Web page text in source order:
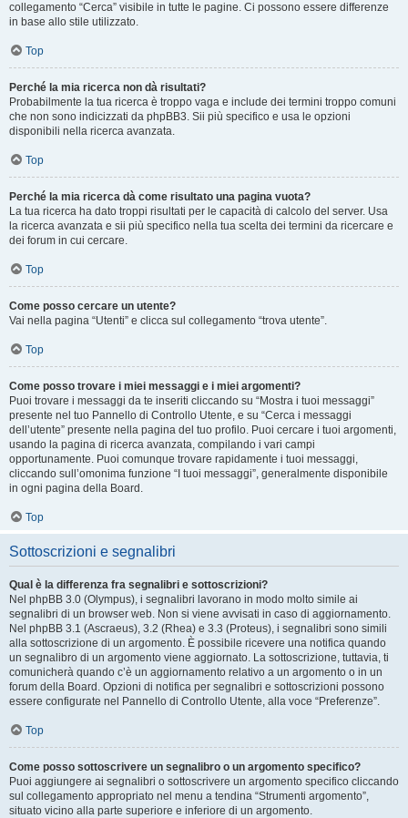
collegamento “Cerca” visibile in tutte le pagine. Ci possono essere differenze
in base allo stile utilizzato.
Top
Perché la mia ricerca non dà risultati?
Probabilmente la tua ricerca è troppo vaga e include dei termini troppo comuni
che non sono indicizzati da phpBB3. Sii più specifico e usa le opzioni
disponibili nella ricerca avanzata.
Top
Perché la mia ricerca dà come risultato una pagina vuota?
La tua ricerca ha dato troppi risultati per le capacità di calcolo del server. Usa
la ricerca avanzata e sii più specifico nella tua scelta dei termini da ricercare e
dei forum in cui cercare.
Top
Come posso cercare un utente?
Vai nella pagina “Utenti” e clicca sul collegamento “trova utente”.
Top
Come posso trovare i miei messaggi e i miei argomenti?
Puoi trovare i messaggi da te inseriti cliccando su “Mostra i tuoi messaggi”
presente nel tuo Pannello di Controllo Utente, e su “Cerca i messaggi
dell’utente” presente nella pagina del tuo profilo. Puoi cercare i tuoi argomenti,
usando la pagina di ricerca avanzata, compilando i vari campi
opportunamente. Puoi comunque trovare rapidamente i tuoi messaggi,
cliccando sull’omonima funzione “I tuoi messaggi”, generalmente disponibile
in ogni pagina della Board.
Top
Sottoscrizioni e segnalibri
Qual è la differenza fra segnalibri e sottoscrizioni?
Nel phpBB 3.0 (Olympus), i segnalibri lavorano in modo molto simile ai
segnalibri di un browser web. Non si viene avvisati in caso di aggiornamento.
Nel phpBB 3.1 (Ascraeus), 3.2 (Rhea) e 3.3 (Proteus), i segnalibri sono simili
alla sottoscrizione di un argomento. È possibile ricevere una notifica quando
un segnalibro di un argomento viene aggiornato. La sottoscrizione, tuttavia, ti
comunicherà quando c’è un aggiornamento relativo a un argomento o in un
forum della Board. Opzioni di notifica per segnalibri e sottoscrizioni possono
essere configurate nel Pannello di Controllo Utente, alla voce “Preferenze”.
Top
Come posso sottoscrivere un segnalibro o un argomento specifico?
Puoi aggiungere ai segnalibri o sottoscrivere un argomento specifico cliccando
sul collegamento appropriato nel menu a tendina “Strumenti argomento”,
situato vicino alla parte superiore e inferiore di un argomento.